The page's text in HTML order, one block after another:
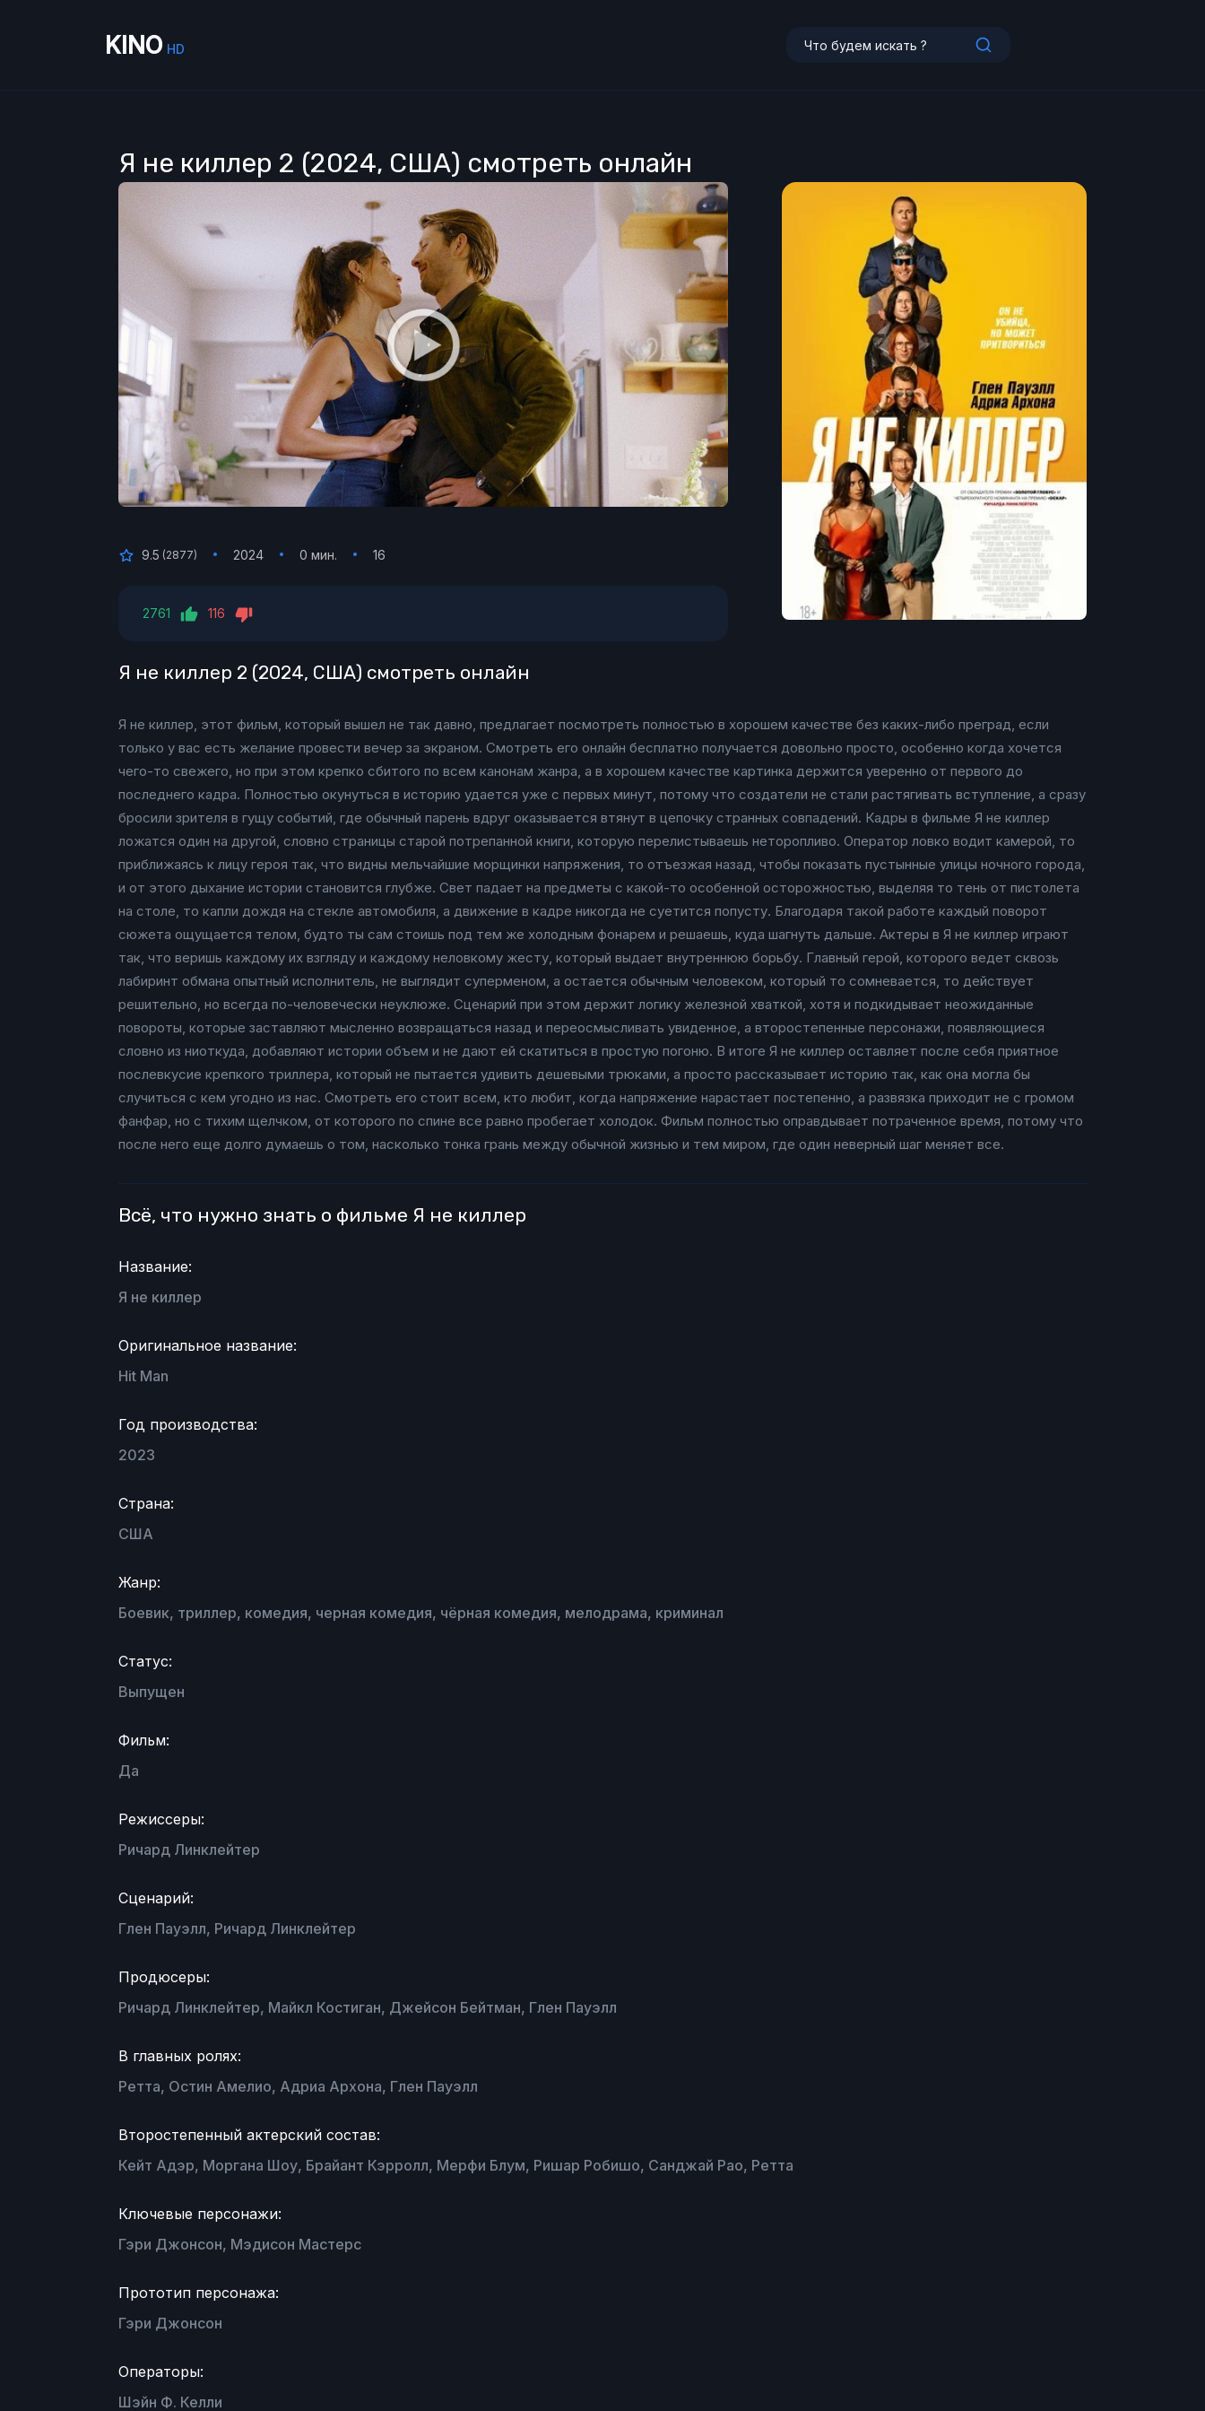
KINO HD
Я не киллер 2 (2024, США) смотреть онлайн
9.5 (2877) 2024 0 мин. 16
2761 116
Я не киллер 2 (2024, США) смотреть онлайн
Я не киллер, этот фильм, который вышел не так давно, предлагает посмотреть полностью в хорошем качестве без каких-либо преград, если
только у вас есть желание провести вечер за экраном. Смотреть его онлайн бесплатно получается довольно просто, особенно когда хочется
чего-то свежего, но при этом крепко сбитого по всем канонам жанра, а в хорошем качестве картинка держится уверенно от первого до
последнего кадра. Полностью окунуться в историю удается уже с первых минут, потому что создатели не стали растягивать вступление, а сразу
бросили зрителя в гущу событий, где обычный парень вдруг оказывается втянут в цепочку странных совпадений. Кадры в фильме Я не киллер
ложатся один на другой, словно страницы старой потрепанной книги, которую перелистываешь неторопливо. Оператор ловко водит камерой, то
приближаясь к лицу героя так, что видны мельчайшие морщинки напряжения, то отъезжая назад, чтобы показать пустынные улицы ночного города,
и от этого дыхание истории становится глубже. Свет падает на предметы с какой-то особенной осторожностью, выделяя то тень от пистолета
на столе, то капли дождя на стекле автомобиля, а движение в кадре никогда не суетится попусту. Благодаря такой работе каждый поворот
сюжета ощущается телом, будто ты сам стоишь под тем же холодным фонарем и решаешь, куда шагнуть дальше. Актеры в Я не киллер играют
так, что веришь каждому их взгляду и каждому неловкому жесту, который выдает внутреннюю борьбу. Главный герой, которого ведет сквозь
лабиринт обмана опытный исполнитель, не выглядит суперменом, а остается обычным человеком, который то сомневается, то действует
решительно, но всегда по-человечески неуклюже. Сценарий при этом держит логику железной хваткой, хотя и подкидывает неожиданные
повороты, которые заставляют мысленно возвращаться назад и переосмысливать увиденное, а второстепенные персонажи, появляющиеся
словно из ниоткуда, добавляют истории объем и не дают ей скатиться в простую погоню. В итоге Я не киллер оставляет после себя приятное
послевкусие крепкого триллера, который не пытается удивить дешевыми трюками, а просто рассказывает историю так, как она могла бы
случиться с кем угодно из нас. Смотреть его стоит всем, кто любит, когда напряжение нарастает постепенно, а развязка приходит не с громом
фанфар, но с тихим щелчком, от которого по спине все равно пробегает холодок. Фильм полностью оправдывает потраченное время, потому что
после него еще долго думаешь о том, насколько тонка грань между обычной жизнью и тем миром, где один неверный шаг меняет все.
Всё, что нужно знать о фильме Я не киллер
Название:
Я не киллер
Оригинальное название:
Hit Man
Год производства:
2023
Страна:
США
Жанр:
Боевик, триллер, комедия, черная комедия, чёрная комедия, мелодрама, криминал
Статус:
Выпущен
Фильм:
Да
Режиссеры:
Ричард Линклейтер
Сценарий:
Глен Пауэлл, Ричард Линклейтер
Продюсеры:
Ричард Линклейтер, Майкл Костиган, Джейсон Бейтман, Глен Пауэлл
В главных ролях:
Ретта, Остин Амелио, Адриа Архона, Глен Пауэлл
Второстепенный актерский состав:
Кейт Адэр, Моргана Шоу, Брайант Кэрролл, Мерфи Блум, Ришар Робишо, Санджай Рао, Ретта
Ключевые персонажи:
Гэри Джонсон, Мэдисон Мастерс
Прототип персонажа:
Гэри Джонсон
Операторы:
Шэйн Ф. Келли